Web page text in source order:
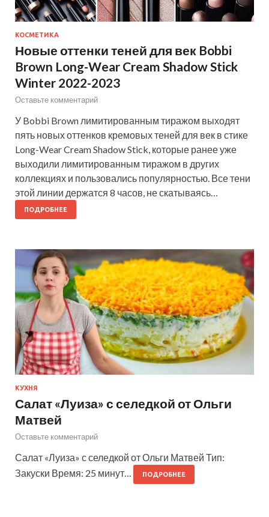
КОСМЕТИКА
Новые оттенки теней для век Bobbi
Brown Long-Wear Cream Shadow Stick
Winter 2022-2023
Оставьте комментарий
У Bobbi Brown лимитированным тиражом выходят
пять новых оттенков кремовых теней для век в стике
Long-Wear Cream Shadow Stick, которые ранее уже
выходили лимитированным тиражом в других
коллекциях и пользовались популярностью. Все тени
этой линии держатся 8 часов, не скатываясь…
ПОДРОБНЕЕ
КУХНЯ
Салат «Луиза» с селедкой от Ольги
Матвей
Оставьте комментарий
Салат «Луиза» с селедкой от Ольги Матвей Тип:
Закуски Время: 25 минут…
ПОДРОБНЕЕ